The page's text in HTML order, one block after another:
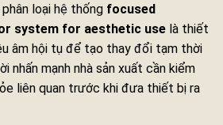
loại hệ thống focused
system for aesthetic use là thiết
âm hội tụ để tạo thay đổi tạm thời
nhấn mạnh nhà sản xuất cần kiểm
liên quan trước khi đưa thiết bị ra